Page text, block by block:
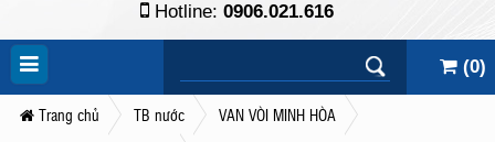
Hotline: 0906.021.616
(0)
Trang chủ TB nước
VAN VÒI MINH HÒA